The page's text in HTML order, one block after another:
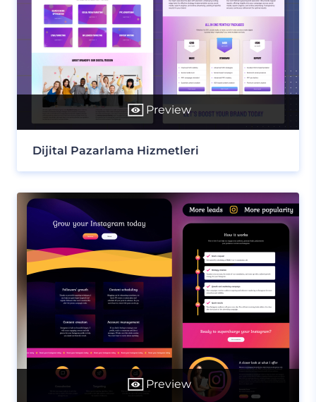
Preview
Dijital Pazarlama Hizmetleri
Preview